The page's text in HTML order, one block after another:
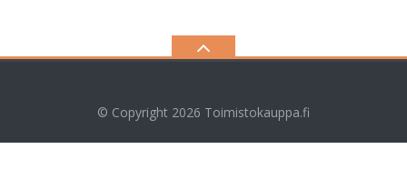
© Copyright 2026 Toimistokauppa.fi